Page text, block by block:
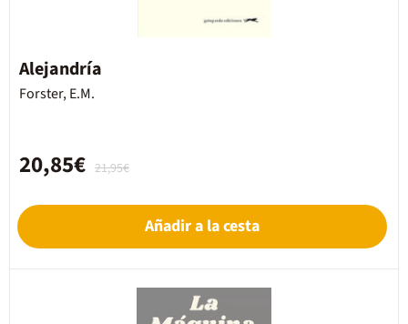
Alejandría
Forster, E.M.
21,95€
20,85€
Añadir a la cesta